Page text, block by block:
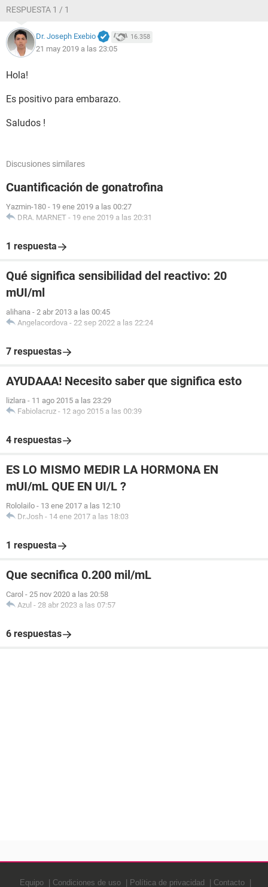
RESPUESTA 1 / 1
Dr. Joseph Exebio 16.358
21 may 2019 a las 23:05
Hola!
Es positivo para embarazo.
Saludos !
Discusiones similares
Cuantificación de gonatrofina
Yazmin-180 - 19 ene 2019 a las 00:27
DRA. MARNET - 19 ene 2019 a las 20:31
1 respuesta
Qué significa sensibilidad del reactivo: 20
mUI/ml
alihana - 2 abr 2013 a las 00:45
Angelacordova - 22 sep 2022 a las 22:24
7 respuestas
AYUDAAA! Necesito saber que significa esto
lizlara - 11 ago 2015 a las 23:29
Fabiolacruz - 12 ago 2015 a las 00:39
4 respuestas
ES LO MISMO MEDIR LA HORMONA EN
mUI/mL QUE EN UI/L ?
Rololailo - 13 ene 2017 a las 12:10
Dr.Josh - 14 ene 2017 a las 18:03
1 respuesta
Que secnifica 0.200 mil/mL
Carol - 25 nov 2020 a las 20:58
Azul - 28 abr 2023 a las 07:57
6 respuestas
Equipo Condiciones de uso Política de privacidad Contacto